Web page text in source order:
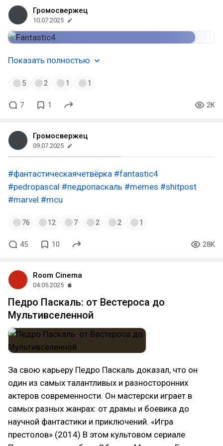
Громосвержец
10.07.2025
Показать полностью
5 2 1 1
7 1 2K
Громосвержец
09.07.2025
#фантастическаячетвёрка #fantastic4
#pedropascal #педропаскаль #memes #shitpost
#marvel #mcu
76 12 7 2 2 1
45 10 28K
Room Cinema
04.05.2025
Педро Паскаль: от Вестероса до
Мультивселенной
За свою карьеру Педро Паскаль доказал, что он
один из самых талантливых и разносторонних
актеров современности. Он мастерски играет в
самых разных жанрах: от драмы и боевика до
научной фантастики и приключений. «Игра
престолов» (2014) В этом культовом сериале